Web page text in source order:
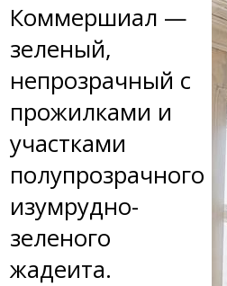
Коммершиал —
зеленый,
непрозрачный с
прожилками и
участками
полупрозрачного
изумрудно-
зеленого
жадеита.